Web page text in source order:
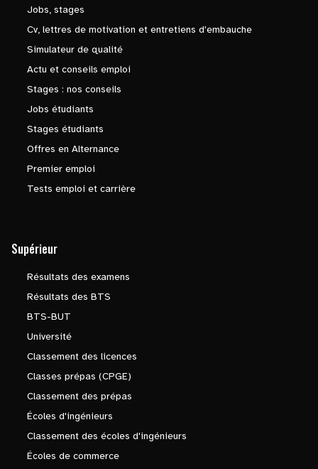
Jobs, stages
Cv, lettres de motivation et entretiens d'embauche
Simulateur de qualité
Actu et conseils emploi
Stages : nos conseils
Jobs étudiants
Stages étudiants
Offres en Alternance
Premier emploi
Tests emploi et carrière
Supérieur
Résultats des examens
Résultats des BTS
BTS-BUT
Université
Classement des licences
Classes prépas (CPGE)
Classement des prépas
Écoles d'ingénieurs
Classement des écoles d'ingénieurs
Écoles de commerce